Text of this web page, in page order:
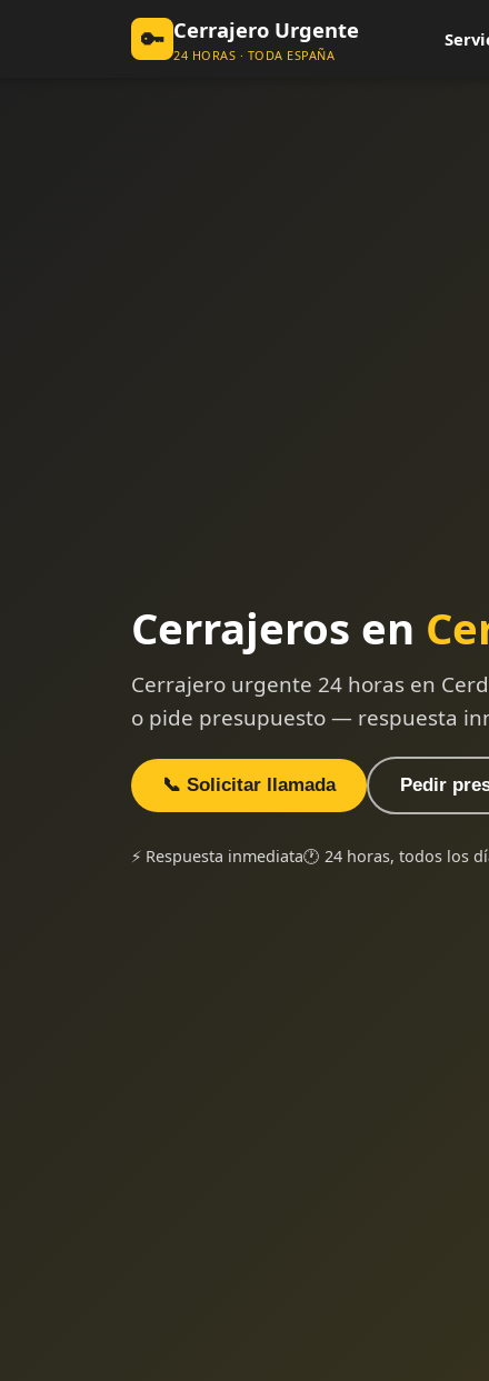
🔑 Cerrajero Urgente
24 HORAS · TODA ESPAÑA
Cerrajeros en
Cerrajero urgente 24 horas en
o pide presupuesto — respuesta
📞 Solicitar llamada Pedir
⚡ Respuesta inmediata🕐 24 horas, todos los